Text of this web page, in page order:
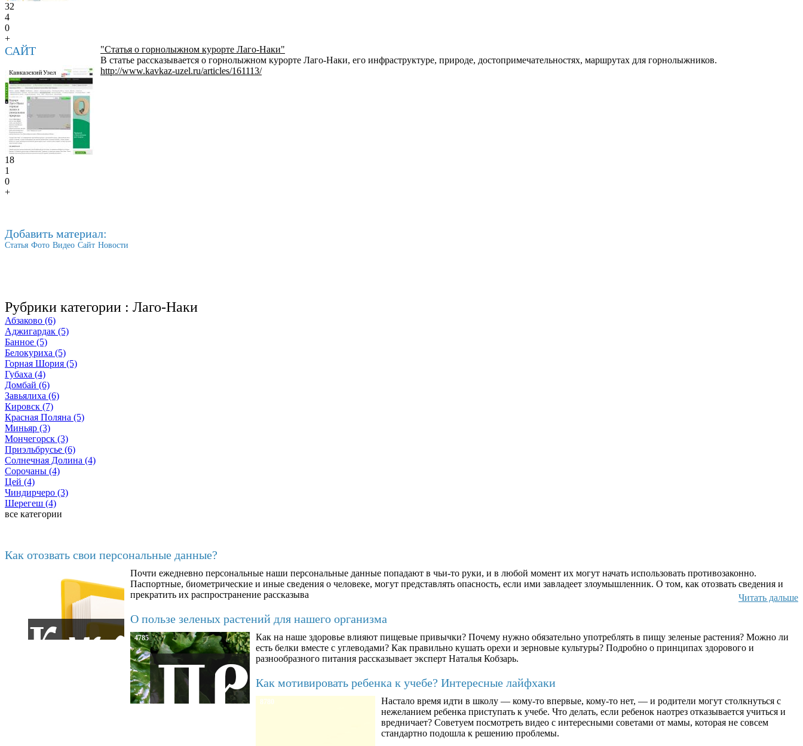
32
4
0
+
САЙТ
"Статья о горнолыжном курорте Лаго-Наки"
В статье рассказывается о горнолыжном курорте Лаго-Наки, его инфраструктуре, природе, достопримечательностях, маршрутах для горнолыжников.
http://www.kavkaz-uzel.ru/articles/161113/
18
1
0
+
Добавить материал:
Статья Фото Видео Сайт Новости
Рубрики категории : Лаго-Наки
Абзаково (6)
Аджигардак (5)
Банное (5)
Белокуриха (5)
Горная Шория (5)
Губаха (4)
Домбай (6)
Завьялиха (6)
Кировск (7)
Красная Поляна (5)
Миньяр (3)
Мончегорск (3)
Приэльбрусье (6)
Солнечная Долина (4)
Сорочаны (4)
Цей (4)
Чиндирчеро (3)
Шерегеш (4)
все категории
Как отозвать свои персональные данные?
Почти ежедневно персональные наши персональные данные попадают в чьи-то руки, и в любой момент их могут начать использовать противозаконно.
Паспортные, биометрические и иные сведения о человеке, могут представлять опасность, если ими завладеет злоумышленник. О том, как отозвать сведения и
прекратить их распространение рассказыва
Читать дальше
О пользе зеленых растений для нашего организма
4785
Как на наше здоровье влияют пищевые привычки? Почему нужно обязательно употреблять в пищу зеленые растения? Можно ли
есть белки вместе с углеводами? Как правильно кушать орехи и зерновые культуры? Подробно о принципах здорового и
разнообразного питания рассказывает эксперт Наталья Кобзарь.
Как мотивировать ребенка к учебе? Интересные лайфхаки
8780
Настало время идти в школу — кому-то впервые, кому-то нет, — и родители могут столкнуться с
нежеланием ребенка приступать к учебе. Что делать, если ребенок наотрез отказывается учиться и
вредничает? Советуем посмотреть видео с интересными советами от мамы, которая не совсем
стандартно подошла к решению проблемы.